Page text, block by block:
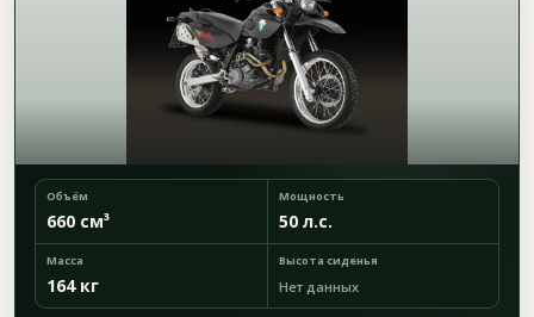
Объём
660 см³
Мощность
50 л.с.
Масса
164 кг
Высота сиденья
Нет данных